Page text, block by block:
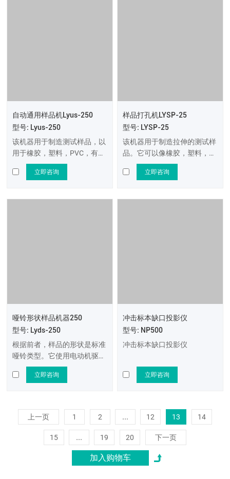
自动通用样品机Lyus-250
型号: Lyus-250
该机器用于制造测试样品，以
用于橡胶，塑料，PVC，有机
玻璃等各种非金属材料的拉伸
测试。根据ASTM的标准，可
缩，压缩，影响，热量等测试
立即咨询
样品打孔机LYSP-25
型号: LYSP-25
该机器用于制造拉伸的测试样
品。它可以像橡胶，塑料，胶
片等一样打孔柔软的非金属材
料。使用不同的打孔刀，它可
试。
立即咨询
哑铃形状样品机器250
型号: Lyds-250
根据前者，样品的形状是标准
哑铃类型。它使用电动机驱动
机刀。在工厂和实验室中，高
精度迅速。
立即咨询
冲击标本缺口投影仪
型号: NP500
冲击标本缺口投影仪
立即咨询
上一页 1 2 ... 12 13 14
15 ... 19 20 下一页